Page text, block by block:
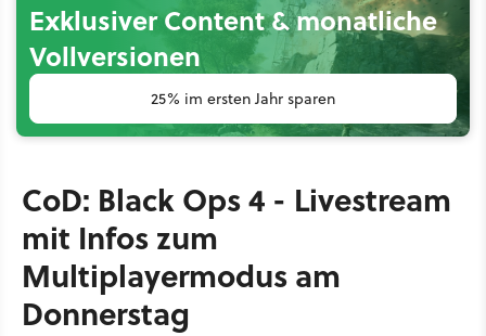
Exklusiver Content & monatliche
Vollversionen
25% im ersten Jahr sparen
CoD: Black Ops 4 - Livestream
mit Infos zum
Multiplayermodus am
Donnerstag